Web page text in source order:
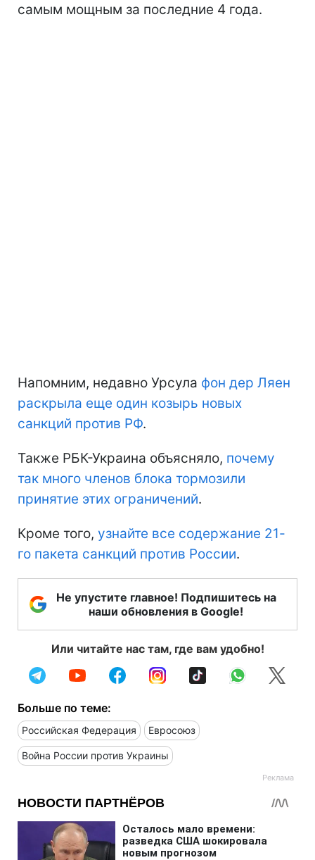
самым мощным за последние 4 года.
Напомним, недавно Урсула фон дер Ляен
раскрыла еще один козырь новых
санкций против РФ.
Также РБК-Украина объясняло, почему
так много членов блока тормозили
принятие этих ограничений.
Кроме того, узнайте все содержание 21-
го пакета санкций против России.
Не упустите главное! Подпишитесь на
наши обновления в Google!
Или читайте нас там, где вам удобно!
Больше по теме:
Российская Федерация Евросоюз
Война России против Украины